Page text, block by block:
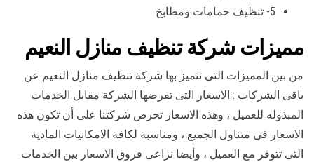
5- تنظيف حمامات ومطابخ
مميزات شركة تنظيف منازل النعيم
من بين المميزات التى تتميز بها شركة تنظيف منازل النعيم عن
باقى الشركات : الاسعار التى تفرضها الشركة مقابل الخدمات
المبذوله للعميل ، وهذه الاسعار تحرص شركتنا على أن تكون هذه
الاسعار فى متناول الجميع ، ومناسبة لكافة الامكانيات المادية
التى تتوفر مع العميل ، وأيضا نراعى فروق الاسعار بين الخدمات